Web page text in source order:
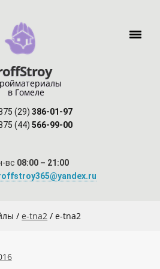
в Гомеле
(29) 386-01-97
(44) 566-99-00
вс 08:00 – 21:00
/e-tna2 / e-tna2